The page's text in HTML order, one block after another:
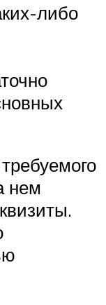
либо
нем